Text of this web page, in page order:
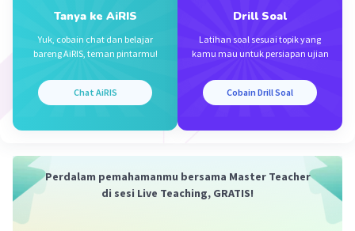
Jadi, jenis akar-akar dari persamaan kuadrat x² - 9x - 9 =
0 adalah real berbeda.
Tanya ke AiRIS
Yuk, cobain chat dan belajar
bareng AiRIS, teman pintarmu!
Chat AiRIS
Drill Soal
Latihan soal sesuai topik yang
kamu mau untuk persiapan ujian
Cobain Drill Soal
Perdalam pemahamanmu bersama Master Teacher
di sesi Live Teaching, GRATIS!